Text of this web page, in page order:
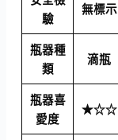
驗
無標示
瓶器種
類
滴瓶
瓶器喜
愛度
★☆☆